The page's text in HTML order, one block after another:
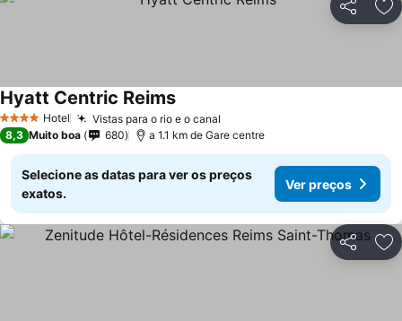
Partilhar
4 EstrelasHotel Vistas para o rio e o canal
Hyatt Centric Reims
8,3 Muito boa 680 a 1.1 km de Gare centre
Selecione as datas para ver os preços
exatos.
Ver preços
Partilhar